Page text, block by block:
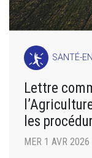
SANTÉ-
Lettre
les
MER 1 AVR 2026